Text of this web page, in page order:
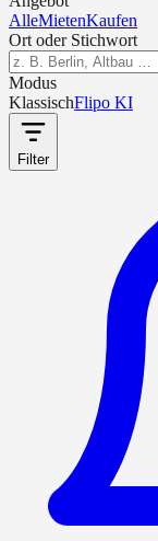
AlleMietenKaufen
Ort oder Stichwort
Modus
KlassischFlipo KI
Filter